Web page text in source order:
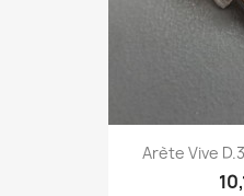
Arète Vive